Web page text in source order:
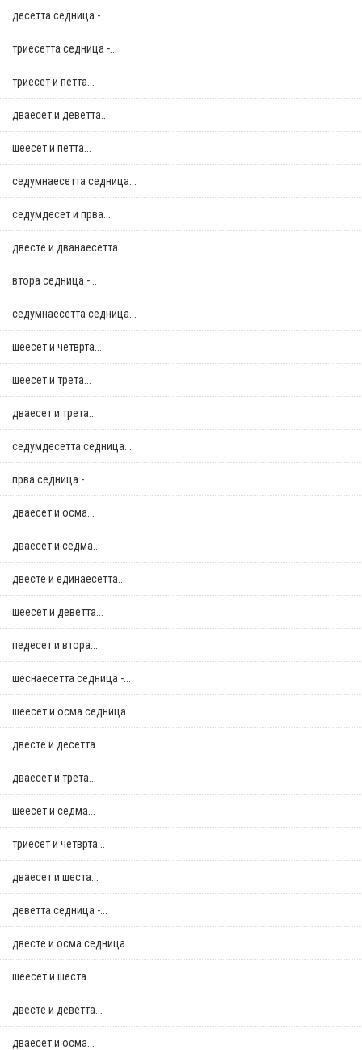
десетта седница -...
триесетта седница -...
триесет и петта...
дваесет и деветта...
шеесет и петта...
седумнаесетта седница...
седумдесет и прва...
двестe и дванаесетта...
втора седница -...
седумнаесетта седница...
шеесет и четврта...
шеесет и трета...
дваесет и трета...
седумдесетта седница...
прва седница -...
дваесет и осма...
дваесет и седма...
двестe и единаесетта...
шеесет и деветта...
педесет и втора...
шеснаесетта седница -...
шеесет и осма седница...
двестe и десетта...
дваесет и трета...
шеесет и седма...
триесет и четврта...
дваесет и шеста...
деветта седница -...
двестe и осма седница...
шеесет и шеста...
двестe и деветта...
дваесет и осма...